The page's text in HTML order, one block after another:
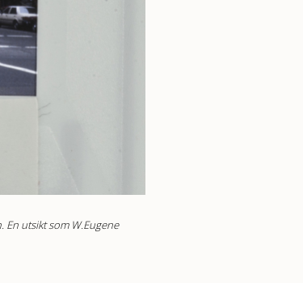
En utsikt som W.Eugene